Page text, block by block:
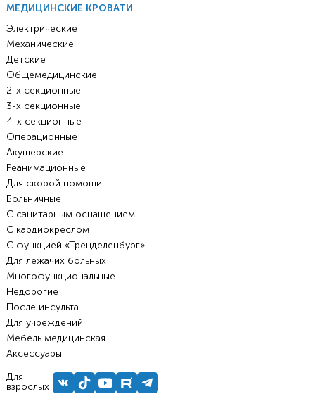
МЕДИЦИНСКИЕ КРОВАТИ
Электрические
Механические
Детские
Общемедицинские
2-х секционные
3-х секционные
4-х секционные
Операционные
Акушерские
Реанимационные
Для скорой помощи
Больничные
С санитарным оснащением
С кардиокреслом
С функцией «Тренделенбург»
Для лежачих больных
Многофункциональные
Недорогие
После инсульта
Для учреждений
Мебель медицинская
Аксессуары
Для
взрослых